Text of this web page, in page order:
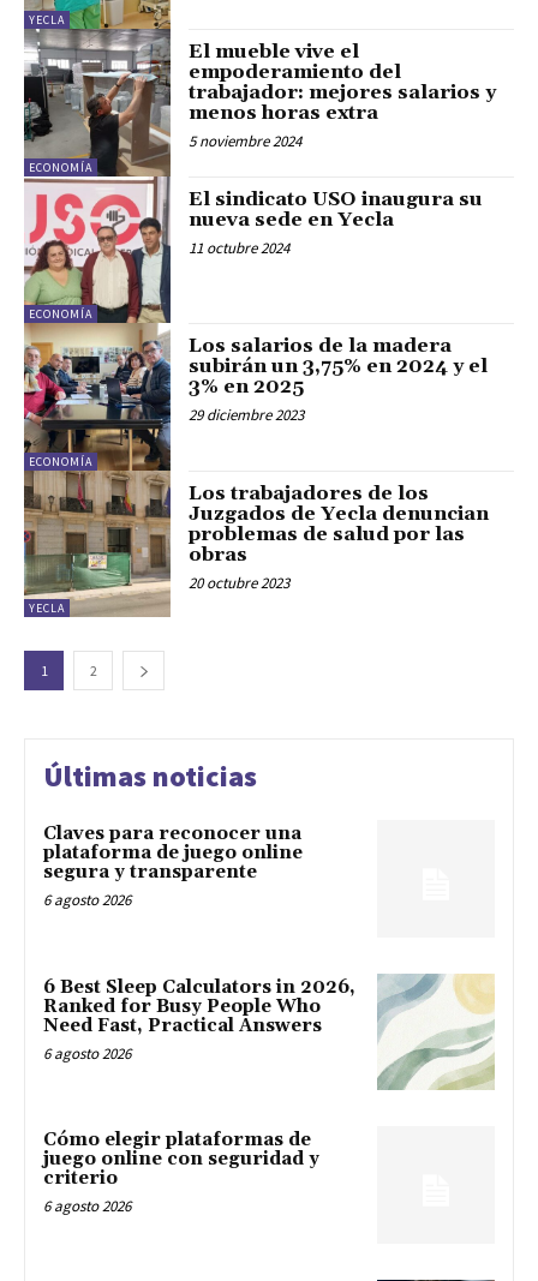
YECLA
ECONOMÍA
El mueble vive el
empoderamiento del
trabajador: mejores salarios y
menos horas extra
5 noviembre 2024
ECONOMÍA
El sindicato USO inaugura su
nueva sede en Yecla
11 octubre 2024
ECONOMÍA
Los salarios de la madera
subirán un 3,75% en 2024 y el
3% en 2025
29 diciembre 2023
YECLA
Los trabajadores de los
Juzgados de Yecla denuncian
problemas de salud por las
obras
20 octubre 2023
1 2
Últimas noticias
Claves para reconocer una
plataforma de juego online
segura y transparente
6 agosto 2026
6 Best Sleep Calculators in 2026,
Ranked for Busy People Who
Need Fast, Practical Answers
6 agosto 2026
Cómo elegir plataformas de
juego online con seguridad y
criterio
6 agosto 2026